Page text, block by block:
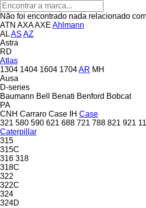
Não foi encontrado nada relacionado
ATN AXAAXE Ahlmann
ALAS AZ
Astra
RD
Atlas
1304 1404 1604 1704AR MH
Ausa
D-series
Baumann Bell Benati Benford Bobcat
PA
CNH Carraro Case IH Case
321 580 590 621 688 721 788 821 921
Caterpillar
315
315C
316 318
318C
322
322C
324
324D